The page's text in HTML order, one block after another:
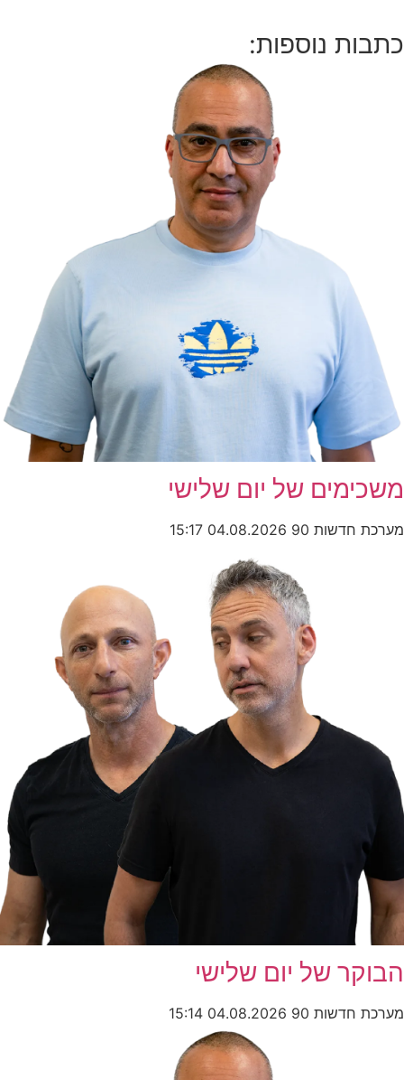
כתבות נוספות:
משכימים של יום שלישי
מערכת חדשות 90 04.08.2026
15:17
הבוקר של יום שלישי
מערכת חדשות 90 04.08.2026
15:14